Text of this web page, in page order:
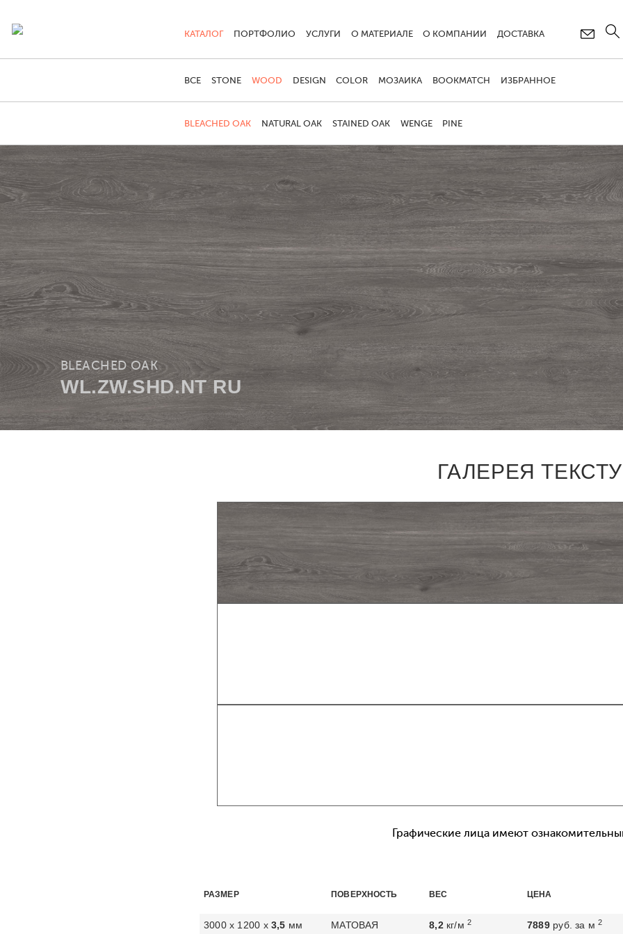
КАТАЛОГ
ВСЕ STONE WOOD
BLEACHED OAK NATURAL OAK STAINED OAK WENGE PINE
DESIGN COLOR МОЗАИКА BOOKMATCH ИЗБРАННОЕ
ПОРТФОЛИО УСЛУГИ О МАТЕРИАЛЕ О КОМПАНИИ ДОСТАВКА
BLEACHED OAK
WL.ZW.SHD.NT RU
ГАЛЕРЕЯ
Графические лица имеют
РАЗМЕР
3000 х 1200 х 3,5 мм
ПОВЕРХНОСТЬ
МАТОВАЯ
ВЕС
8,2кг/м2
ЦЕНА
7889руб. за м2